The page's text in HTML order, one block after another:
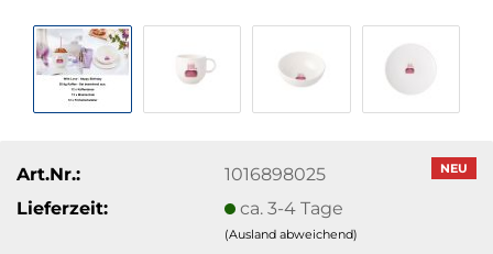
NEU
Art.Nr.:
1016898025
Lieferzeit:
ca. 3-4 Tage
(Ausland abweichend)